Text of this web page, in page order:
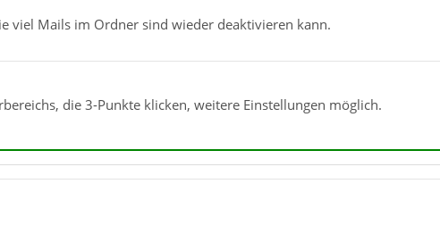
viel Mails im Ordner sind wieder deaktivieren kann.
die 3-Punkte klicken, weitere Einstellungen möglich.